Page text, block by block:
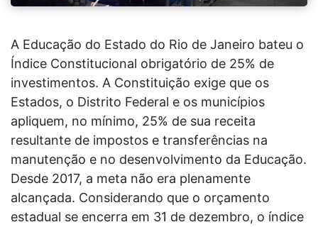
A Educação do Estado do Rio de Janeiro bateu o
Índice Constitucional obrigatório de 25% de
investimentos. A Constituição exige que os
Estados, o Distrito Federal e os municípios
apliquem, no mínimo, 25% de sua receita
resultante de impostos e transferências na
manutenção e no desenvolvimento da Educação.
Desde 2017, a meta não era plenamente
alcançada. Considerando que o orçamento
estadual se encerra em 31 de dezembro, o índice